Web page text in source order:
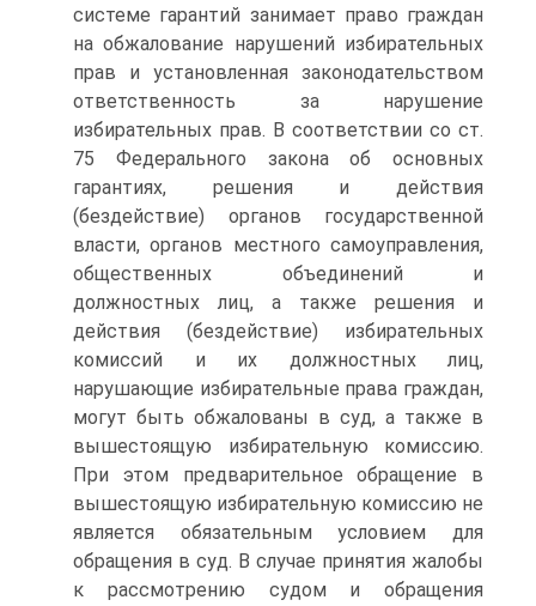
системе гарантий занимает право граждан
на обжалование нарушений избирательных
прав и установленная законодательством
ответственность за нарушение
избирательных прав. В соответствии со ст.
75 Федерального закона об основных
гарантиях, решения и действия
(бездействие) органов государственной
власти, органов местного самоуправления,
общественных объединений и
должностных лиц, а также решения и
действия (бездействие) избирательных
комиссий и их должностных лиц,
нарушающие избирательные права граждан,
могут быть обжалованы в суд, а также в
вышестоящую избирательную комиссию.
При этом предварительное обращение в
вышестоящую избирательную комиссию не
является обязательным условием для
обращения в суд. В случае принятия жалобы
к рассмотрению судом и обращения